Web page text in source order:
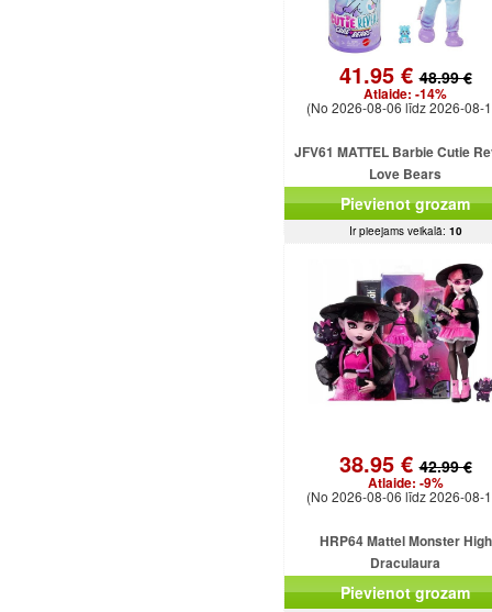
41.95 €48.99 €
Atlaide: -14%
(No 2026-08-06 līdz 2026-08-
JFV61 MATTEL Barbie Cutie
Love Bears
Pievienot grozam
Ir pieejams veikalā: 10
38.95 €42.99 €
Atlaide: -9%
(No 2026-08-06 līdz 2026-08-
HRP64 Mattel Monster High
Draculaura
Pievienot grozam